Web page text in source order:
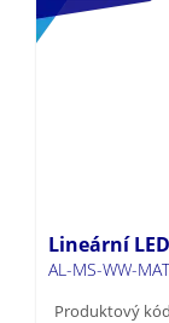
Lineární
AL-MS-WW-
Produktový